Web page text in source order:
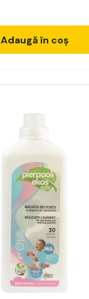
Adaugă în coș